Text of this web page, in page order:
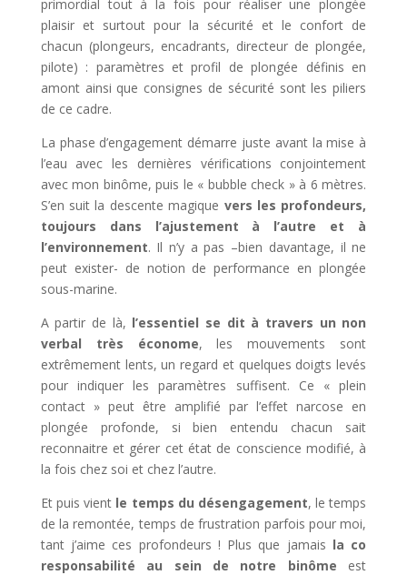
primordial tout à la fois pour réaliser une plongée
plaisir et surtout pour la sécurité et le confort de
chacun (plongeurs, encadrants, directeur de plongée,
pilote) : paramètres et profil de plongée définis en
amont ainsi que consignes de sécurité sont les piliers
de ce cadre.
La phase d’engagement démarre juste avant la mise à
l’eau avec les dernières vérifications conjointement
avec mon binôme, puis le « bubble check » à 6 mètres.
S’en suit la descente magique vers les profondeurs,
toujours dans l’ajustement à l’autre et à
l’environnement. Il n’y a pas –bien davantage, il ne
peut exister- de notion de performance en plongée
sous-marine.
A partir de là, l’essentiel se dit à travers un non
verbal très économe, les mouvements sont
extrêmement lents, un regard et quelques doigts levés
pour indiquer les paramètres suffisent. Ce « plein
contact » peut être amplifié par l’effet narcose en
plongée profonde, si bien entendu chacun sait
reconnaitre et gérer cet état de conscience modifié, à
la fois chez soi et chez l’autre.
Et puis vient le temps du désengagement, le temps
de la remontée, temps de frustration parfois pour moi,
tant j’aime ces profondeurs ! Plus que jamais la co
responsabilité au sein de notre binôme est